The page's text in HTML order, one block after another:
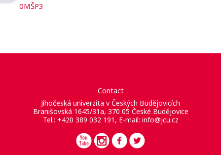
0MŠP3
Contact
Jihočeská univerzita v Českých Budějovicích
Branišovská 1645/31a, 370 05 České Budějovice
Tel.: +420 389 032 191, E-mail: info@jcu.cz